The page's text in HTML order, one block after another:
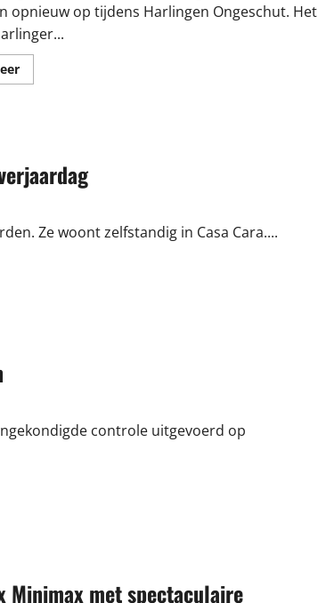
opnieuw op tijdens Harlingen Ongeschut. Het
Lees
meer
er
een
skitterend
Ze woont zelfstandig in Casa Cara....
controle uitgevoerd op
Minimax met spectaculaire